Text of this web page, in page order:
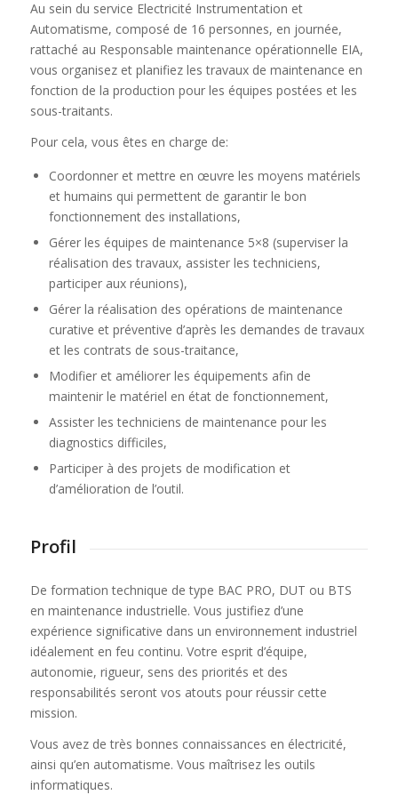
Au sein du service Electricité Instrumentation et
Automatisme, composé de 16 personnes, en journée,
rattaché au Responsable maintenance opérationnelle EIA,
vous organisez et planifiez les travaux de maintenance en
fonction de la production pour les équipes postées et les
sous-traitants.
Pour cela, vous êtes en charge de:
Coordonner et mettre en œuvre les moyens matériels
et humains qui permettent de garantir le bon
fonctionnement des installations,
Gérer les équipes de maintenance 5×8 (superviser la
réalisation des travaux, assister les techniciens,
participer aux réunions),
Gérer la réalisation des opérations de maintenance
curative et préventive d’après les demandes de travaux
et les contrats de sous-traitance,
Modifier et améliorer les équipements afin de
maintenir le matériel en état de fonctionnement,
Assister les techniciens de maintenance pour les
diagnostics difficiles,
Participer à des projets de modification et
d’amélioration de l’outil.
Profil
De formation technique de type BAC PRO, DUT ou BTS
en maintenance industrielle. Vous justifiez d’une
expérience significative dans un environnement industriel
idéalement en feu continu. Votre esprit d’équipe,
autonomie, rigueur, sens des priorités et des
responsabilités seront vos atouts pour réussir cette
mission.
Vous avez de très bonnes connaissances en électricité,
ainsi qu’en automatisme. Vous maîtrisez les outils
informatiques.